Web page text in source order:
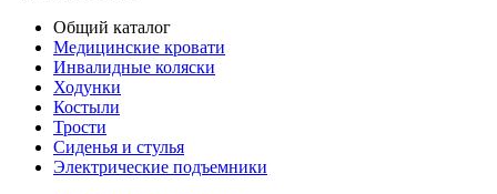
Общий каталог
Медицинские кровати
Инвалидные коляски
Ходунки
Костыли
Трости
Сиденья и стулья
Электрические подъемники